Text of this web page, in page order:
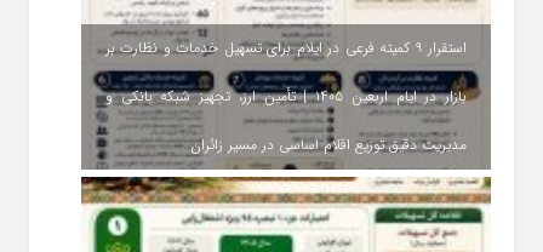
استقرار ۹ کمیته فرعی در ایلام برای تسهیل خدمات و نظارت بر
بازار در ایام اربعین ۱۴۰۵ | تأمین ارز، تجهیز شبکه بانکی و
مدیریت دقیق توزیع اقلام اساسی در مسیر زائران